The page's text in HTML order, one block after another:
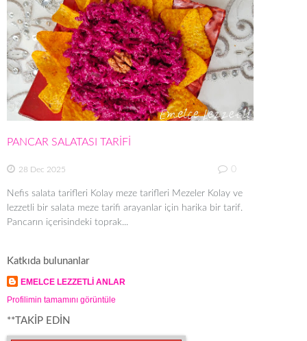
PANCAR SALATASI TARİFİ
28 Dec 2025 0
Nefis salata tarifleri Kolay meze tarifleri Mezeler Kolay ve
lezzetli bir salata meze tarifi arayanlar için harika bir tarif.
Pancarın içerisindeki toprak...
Katkıda bulunanlar
EMELCE LEZZETLİ ANLAR
Profilimin tamamını görüntüle
**TAKİP EDİN